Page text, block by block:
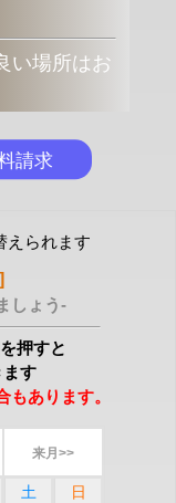
い場所はお
えられます
しょう-
押すと
す
もあります。
来月>>
土
日